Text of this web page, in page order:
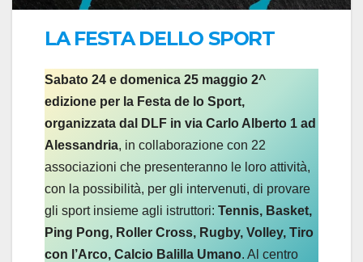
LA FESTA DELLO SPORT
Sabato 24 e domenica 25 maggio 2^
edizione per la Festa de lo Sport,
organizzata dal DLF in via Carlo Alberto 1 ad
Alessandria, in collaborazione con 22
associazioni che presenteranno le loro attività,
con la possibilità, per gli intervenuti, di provare
gli sport insieme agli istruttori: Tennis, Basket,
Ping Pong, Roller Cross, Rugby, Volley, Tiro
con l’Arco, Calcio Balilla Umano. Al centro